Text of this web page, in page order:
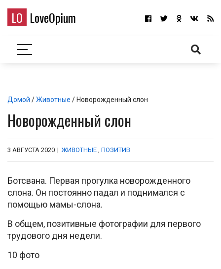
LO LoveOpium
Домой /Животные / Новорожденный слон
Новорожденный слон
3 АВГУСТА 2020 | ЖИВОТНЫЕ , ПОЗИТИВ
Ботсвана. Первая прогулка новорожденного
слона. Он постоянно падал и поднимался с
помощью мамы-слона.
В общем, позитивные фотографии для первого
трудового дня недели.
10 фото